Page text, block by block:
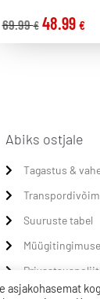
69.99€ 48.99 €
Abiks ostjale
Tagastus &
Suuruste tabel